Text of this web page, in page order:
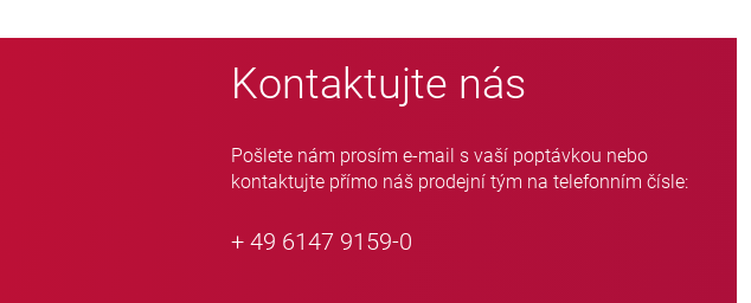
Kontaktujte nás
Pošlete nám prosím e-mail s vaší poptávkou nebo
kontaktujte přímo náš prodejní tým na telefonním čísle:
+ 49 6147 9159-0